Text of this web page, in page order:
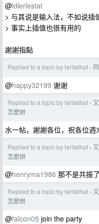
@idlerlestat
> 与其说是输入法，不如说插
> 事实上插值也很有用的
謝謝指點
Replied to a topic by fantathat ›
@happy32199 谢谢
Replied to a topic by fantathat ›
怎麼辦
水一帖，謝謝各位，祝各位週
Replied to a topic by fantathat ›
怎麼辦
@henryma1986 那不是共振
Replied to a topic by fantathat ›
怎麼辦
@falcon05 join the party